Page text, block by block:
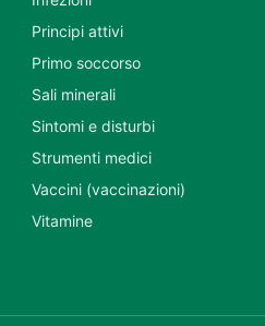
Principi attivi
Primo soccorso
Sali minerali
Sintomi e disturbi
Strumenti medici
Vaccini (vaccinazioni)
Vitamine